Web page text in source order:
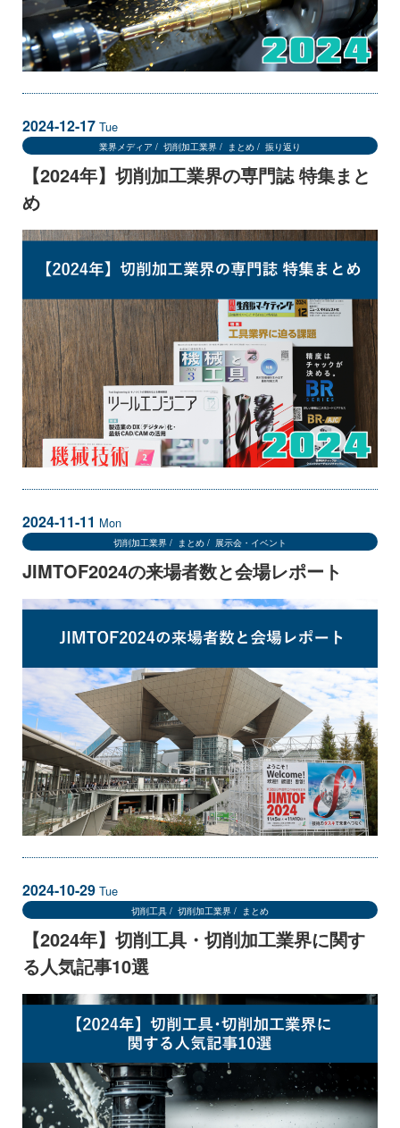
2024-12-17 Tue
業界メディア 切削加工業界 まとめ 振り返り
【2024年】切削加工業界の専門誌 特集まと
め
2024-11-11 Mon
切削加工業界 まとめ 展示会・イベント
JIMTOF2024の来場者数と会場レポート
2024-10-29 Tue
切削工具 切削加工業界 まとめ
【2024年】切削工具・切削加工業界に関す
る人気記事10選